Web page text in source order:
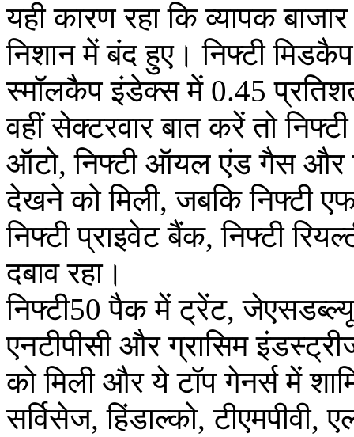
यही कारण रहा कि व्यापक
निशान में बंद हुए। निफ्टी
स्मॉलकैप इंडेक्स में 0.45
वहीं सेक्टरवार बात करें तो
ऑटो, निफ्टी ऑयल एंड गैस और
देखने को मिली, जबकि निफ्टी
निफ्टी प्राइवेट बैंक, निफ्टी
दबाव रहा।
निफ्टी50 पैक में ट्रेंट,
एनटीपीसी और ग्रासिम
को मिली और ये टॉप गेनर्स में
सर्विसेज, हिंडाल्को,